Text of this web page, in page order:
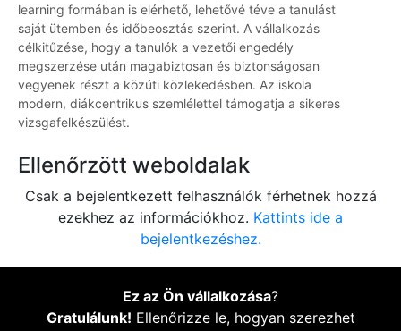
learning formában is elérhető, lehetővé téve a tanulást
saját ütemben és időbeosztás szerint. A vállalkozás
célkitűzése, hogy a tanulók a vezetői engedély
megszerzése után magabiztosan és biztonságosan
vegyenek részt a közúti közlekedésben. Az iskola
modern, diákcentrikus szemlélettel támogatja a sikeres
vizsgafelkészülést.
Ellenőrzött weboldalak
Csak a bejelentkezett felhasználók férhetnek hozzá
ezekhez az információkhoz. Kattints ide a
bejelentkezéshez.
Ez az Ön vállalkozása?
Gratulálunk! Ellenőrizze le, hogyan szerezhet